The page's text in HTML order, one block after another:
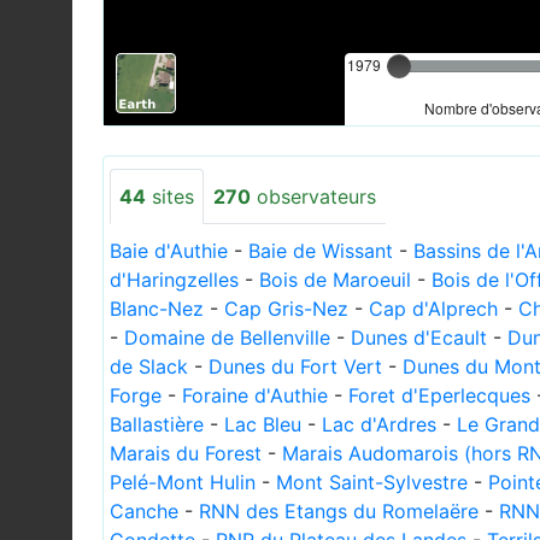
1979
Nombre
44 sites 270 observateurs
Baie d'Authie - Baie de Wissant - Bassins de
d'Haringzelles - Bois de Maroeuil - Bois de
Blanc-Nez - Cap Gris-Nez - Cap d'Alprech -
- Domaine de Bellenville - Dunes d'Ecault -
de Slack - Dunes du Fort Vert - Dunes du
Forge - Foraine d'Authie - Foret d'Eperlecques
Ballastière - Lac Bleu - Lac d'Ardres - Le
Marais du Forest - Marais Audomarois (hors
Pelé-Mont Hulin - Mont Saint-Sylvestre -
Canche - RNN des Etangs du Romelaëre -